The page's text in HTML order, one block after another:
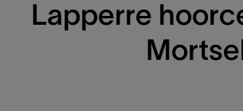
Lapperre